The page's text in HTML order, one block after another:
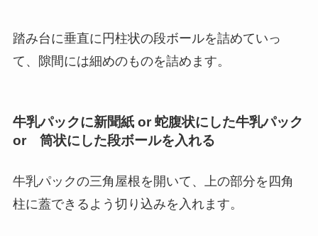
踏み台に垂直に円柱状の段ボールを詰めていっ
て、隙間には細めのものを詰めます。
牛乳パックに新聞紙 or 蛇腹状にした牛乳パック
or 筒状にした段ボールを入れる
牛乳パックの三角屋根を開いて、上の部分を四角
柱に蓋できるよう切り込みを入れます。